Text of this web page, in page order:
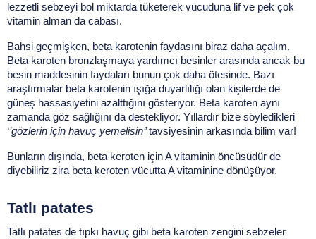
lezzetli sebzeyi bol miktarda tüketerek vücuduna lif ve pek çok
vitamin alman da cabası.
Bahsi geçmişken, beta karotenin faydasını biraz daha açalım.
Beta karoten bronzlaşmaya yardımcı besinler arasında ancak bu
besin maddesinin faydaları bunun çok daha ötesinde. Bazı
araştırmalar beta karotenin ışığa duyarlılığı olan kişilerde de
güneş hassasiyetini azalttığını gösteriyor. Beta karoten aynı
zamanda göz sağlığını da destekliyor. Yıllardır bize söyledikleri
‘’gözlerin için havuç yemelisin’’ tavsiyesinin arkasında bilim var!
Bunların dışında, beta keroten için A vitaminin öncüsüdür de
diyebiliriz zira beta keroten vücutta A vitaminine dönüşüyor.
Tatlı patates
Tatlı patates de tıpkı havuç gibi beta karoten zengini sebzeler